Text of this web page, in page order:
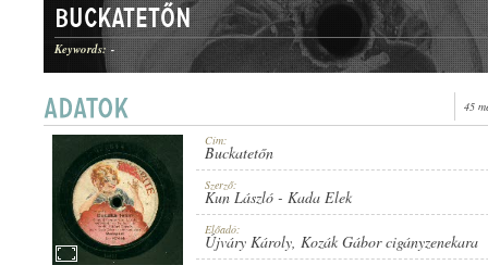
GENRE: HALLGATÓ
Buckatetőn
Keywords: -
45
Cím:
Buckatetőn
Szerző:
Kun László - Kada Elek
Előadó:
Újváry Károly, Kozák Gábor cigányzenekara